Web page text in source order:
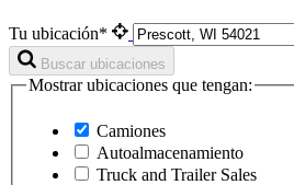
Tu ubicación*
Buscar ubicaciones
Mostrar ubicaciones que tengan:
Camiones
Autoalmacenamiento
Truck and Trailer Sales